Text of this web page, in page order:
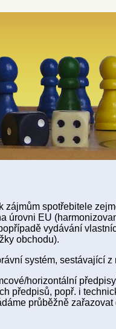
zájmům spotřebitele
úrovni EU
vydávání
obchodu).
systém, sestávající z
horizontální
předpisů, popř. i
průběžně zařazovat